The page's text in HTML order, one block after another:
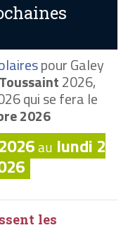
pour Galey
2026,
qui se fera le
2026
au lundi 2
les